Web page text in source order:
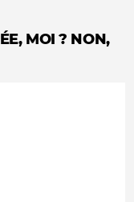
MOI ? NON,